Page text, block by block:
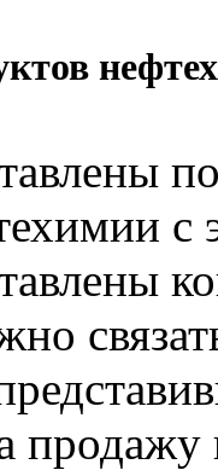
с
продажу